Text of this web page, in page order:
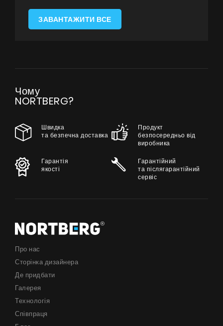
Технічна підтримка
Галерея
Контакти
|RU
ЗАВАНТАЖИТИ ВСЕ
Чому
NORTBERG?
Швидка
та безпечна доставка
Продукт
безпосередньо від
виробника
Гарантія
якості
Гарантійний
та післягарантійний
сервіс
Про нас
Сторінка дизайнера
Де придбати
Галерея
Технологія
Співпраця